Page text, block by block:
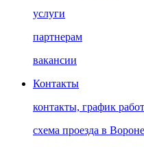
услуги
партнерам
вакансии
Контакты
контакты, график
схема проезда в